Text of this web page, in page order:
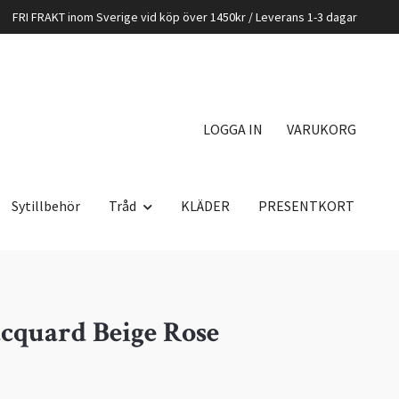
FRI FRAKT inom Sverige vid köp över 1450kr / Leverans 1-3 dagar
LOGGA IN VARUKORG
Sytillbehör Tråd KLÄDER PRESENTKORT
Beige Rose